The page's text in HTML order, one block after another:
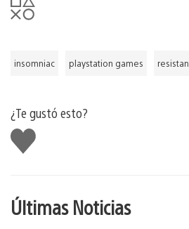
insomniac playstation games
¿Te gustó esto?
Me
gusta
Últimas Noticias